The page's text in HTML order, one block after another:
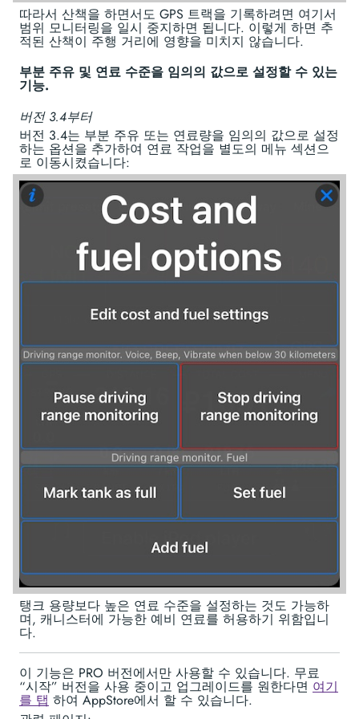
따라서 산책을 하면서도 GPS 트랙을 기록하려면 여기서
범위 모니터링을 일시 중지하면 됩니다. 이렇게 하면 추
적된 산책이 주행 거리에 영향을 미치지 않습니다.
부분 주유 및 연료 수준을 임의의 값으로 설정할 수 있는
기능.
버전 3.4부터
버전 3.4는 부분 주유 또는 연료량을 임의의 값으로 설정
하는 옵션을 추가하여 연료 작업을 별도의 메뉴 섹션으
로 이동시켰습니다:
탱크 용량보다 높은 연료 수준을 설정하는 것도 가능하
며, 캐니스터에 가능한 예비 연료를 허용하기 위함입니
다.
이 기능은 PRO 버전에서만 사용할 수 있습니다. 무료
“시작” 버전을 사용 중이고 업그레이드를 원한다면 여기
를 탭 하여 AppStore에서 할 수 있습니다.